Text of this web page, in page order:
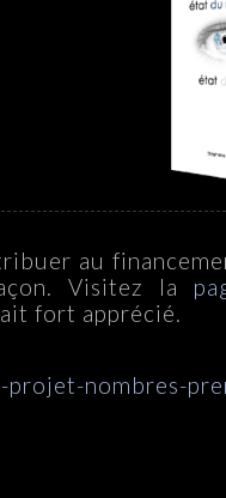
au
Visitez la
fort apprécié.